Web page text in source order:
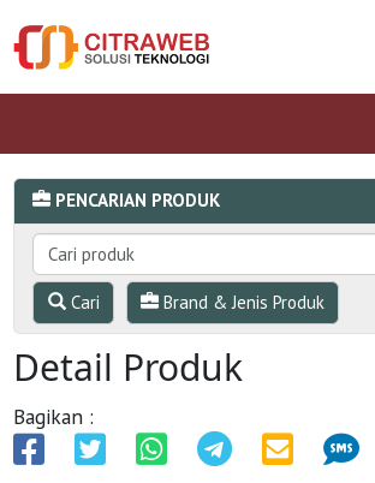
PENCARIAN PRODUK
Cari Brand & Jenis Produk
Detail Produk
Bagikan :